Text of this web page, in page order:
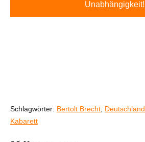
Unabhängigkeit!
Schlagwörter: Bertolt Brecht Deutschland
Kabarett